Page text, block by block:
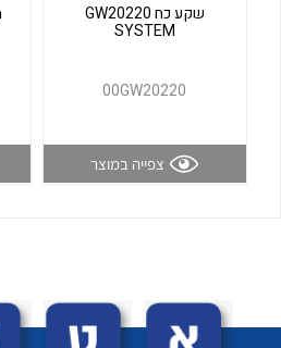
שקע כח GW20220
SYSTEM
00GW20220
צפייה במוצר